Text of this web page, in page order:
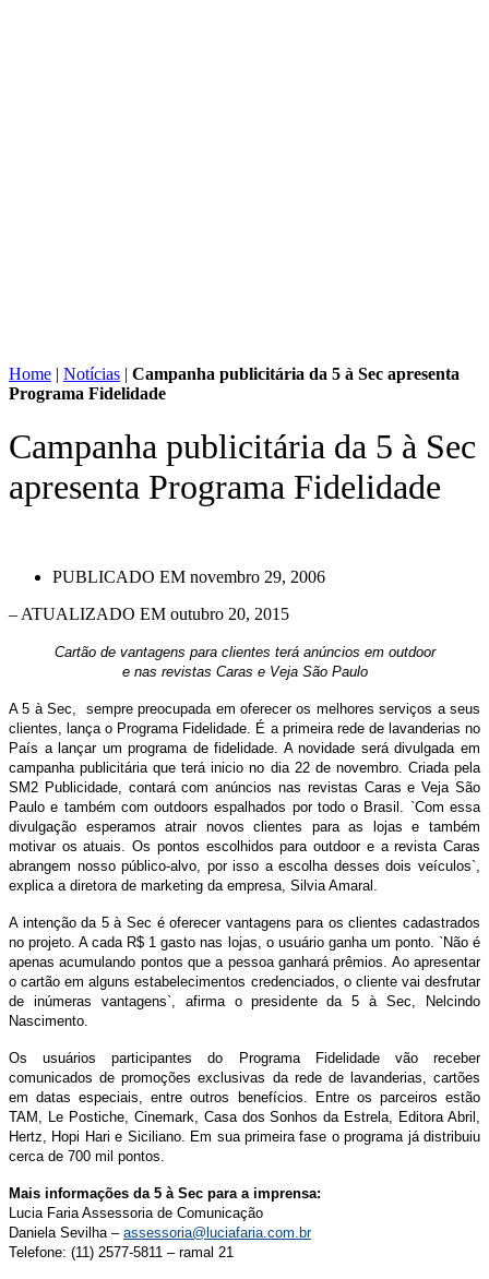
Home | Notícias | Campanha publicitária da 5 à Sec apresenta
Programa Fidelidade
Campanha publicitária da 5 à Sec
apresenta Programa Fidelidade
PUBLICADO EM novembro 29, 2006
– ATUALIZADO EM outubro 20, 2015
Cartão de vantagens para clientes terá anúncios em outdoor
e nas revistas Caras e Veja São Paulo
A 5 à Sec, sempre preocupada em oferecer os melhores serviços a seus
clientes, lança o Programa Fidelidade. É a primeira rede de lavanderias no
País a lançar um programa de fidelidade. A novidade será divulgada em
campanha publicitária que terá inicio no dia 22 de novembro. Criada pela
SM2 Publicidade, contará com anúncios nas revistas Caras e Veja São
Paulo e também com outdoors espalhados por todo o Brasil. `Com essa
divulgação esperamos atrair novos clientes para as lojas e também
motivar os atuais. Os pontos escolhidos para outdoor e a revista Caras
abrangem nosso público-alvo, por isso a escolha desses dois veículos`,
explica a diretora de marketing da empresa, Silvia Amaral.
A intenção da 5 à Sec é oferecer vantagens para os clientes cadastrados
no projeto. A cada R$ 1 gasto nas lojas, o usuário ganha um ponto. `Não é
apenas acumulando pontos que a pessoa ganhará prêmios. Ao apresentar
o cartão em alguns estabelecimentos credenciados, o cliente vai desfrutar
de inúmeras vantagens`, afirma o presidente da 5 à Sec, Nelcindo
Nascimento.
Os usuários participantes do Programa Fidelidade vão receber
comunicados de promoções exclusivas da rede de lavanderias, cartões
em datas especiais, entre outros benefícios. Entre os parceiros estão
TAM, Le Postiche, Cinemark, Casa dos Sonhos da Estrela, Editora Abril,
Hertz, Hopi Hari e Siciliano. Em sua primeira fase o programa já distribuiu
cerca de 700 mil pontos.
Mais informações da 5 à Sec para a imprensa:
Lucia Faria Assessoria de Comunicação
Daniela Sevilha – assessoria@luciafaria.com.br
Telefone: (11) 2577-5811 – ramal 21